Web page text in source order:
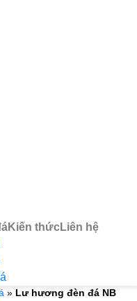
Kiến thứcLiên hệ
» Lư hương đèn đá NB